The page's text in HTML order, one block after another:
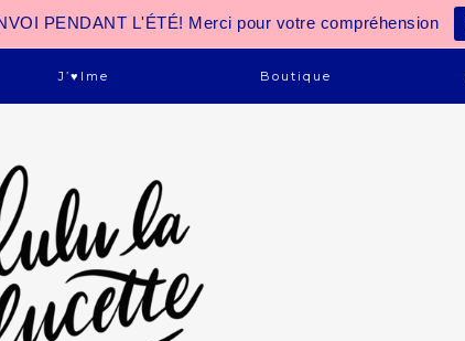
PENDANT L'ÉTÉ! Merci pour votre compréhension
J’♥ime Boutique